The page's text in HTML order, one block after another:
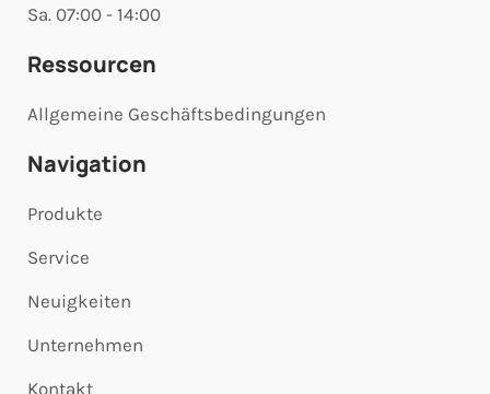
Sa. 07:00 - 14:00
Ressourcen
Allgemeine Geschäftsbedingungen
Navigation
Produkte
Service
Neuigkeiten
Unternehmen
Kontakt